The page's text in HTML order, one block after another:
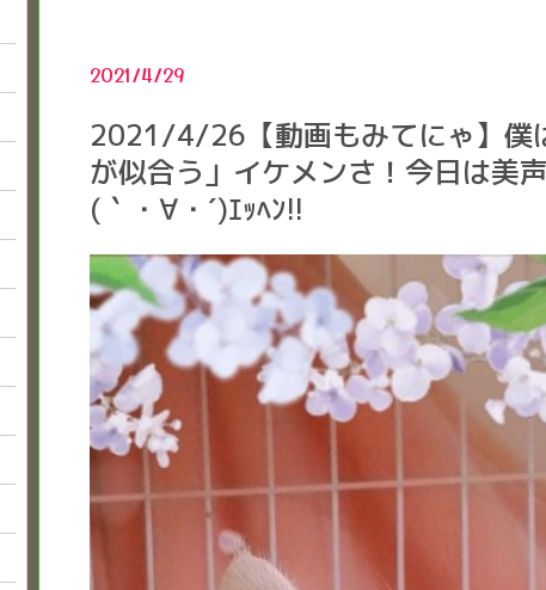
2021/4/29
2021/4/26【動画もみてにゃ】僕
が似合う」イケメンさ！今日は美
(｀・∀・´)ｴｯﾍﾝ!!